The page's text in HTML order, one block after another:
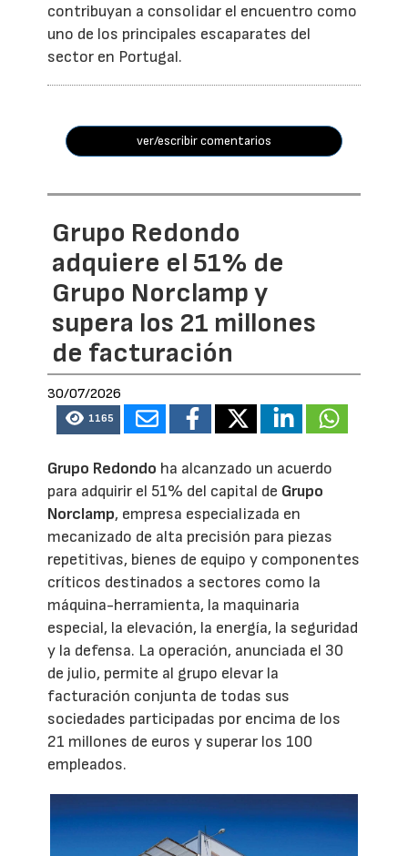
contribuyan a consolidar el encuentro como
uno de los principales escaparates del
sector en Portugal.
ver/escribir comentarios
Grupo Redondo
adquiere el 51% de
Grupo Norclamp y
supera los 21 millones
de facturación
30/07/2026
1165
Grupo Redondo ha alcanzado un acuerdo
para adquirir el 51% del capital de Grupo
Norclamp, empresa especializada en
mecanizado de alta precisión para piezas
repetitivas, bienes de equipo y componentes
críticos destinados a sectores como la
máquina-herramienta, la maquinaria
especial, la elevación, la energía, la seguridad
y la defensa. La operación, anunciada el 30
de julio, permite al grupo elevar la
facturación conjunta de todas sus
sociedades participadas por encima de los
21 millones de euros y superar los 100
empleados.